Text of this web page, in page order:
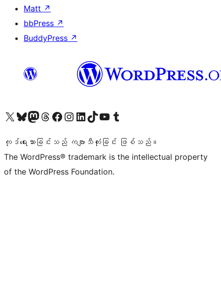
Matt ↗
bbPress ↗
BuddyPress ↗
ကျွန်ုပ်တို့၏ X (ယခင် Twitter) အကောင့်သို့ သွားရောက်ကြည့်ရှုပါကျွန်ုပ်တို့၏ Bluesky အကောင့်သို့ ဝင်ရောက်ကြည့်ရှုရန်
ကျွန်ုပ်တို့၏ Mastodon အကောင့်သို့ သွားရောက်ကြည့်ရှုပါကျွန်ုပ်တို့၏ Threads အကောင့်သို့ ဝင်ရောက်ကြည့်ရှုရန်
ကျွန်ုပ်တို့၏ Facebook စာမျက်နှာသို့ သွားရောက်ကြည့်ရှုပါကျွန်ုပ်တို့၏ Instagram အကောင့်သို့ သွားရောက်ကြည့်ရှုပါ ကျွန်ုပ်တို့၏ LinkedIn အကောင့်သို့ သွားရောက်ကြည့်ရှုပါကျွန်ုပ်တို့၏ TikTok အကောင့်သို့ ဝင်ရောက်ကြည့်ရှုရန်
ကျွန်ုပ်တို့၏ YouTube ချန်နယ်သို့ သွားရောက်ကြည့်ရှုပါ ကျွန်ုပ်တို့၏ Tumblr အကောင့်သို့ ဝင်ရောက်ကြည့်ရှုရန်
ကုဒ်ရေးသားခြင်းသည် ကဗျာသီကုံးခြင်း ဖြစ်သည်။
The WordPress® trademark is the intellectual property
of the WordPress Foundation.